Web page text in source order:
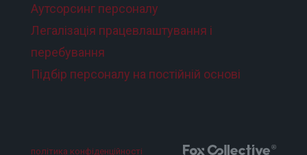
Аутсорсинг персоналу
Легалізація працевлаштування і
перебування
Підбір персоналу на постійній основі
політика конфіденційності